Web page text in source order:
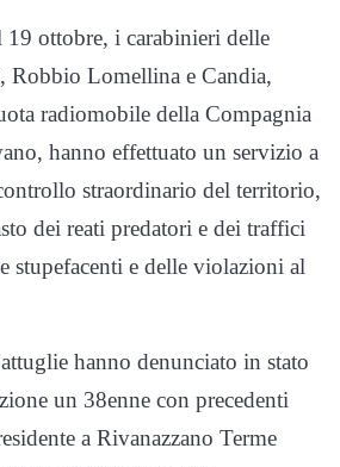
ottobre, i carabinieri delle
Robbio Lomellina e Candia,
radiomobile della Compagnia
hanno effettuato un servizio a
straordinario del territorio,
dei reati predatori e dei traffici
stupefacenti e delle violazioni al
hanno denunciato in stato
un 38enne con precedenti
a Rivanazzano Terme